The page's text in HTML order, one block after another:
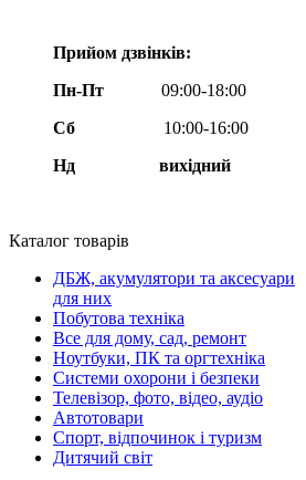
Прийом дзвінків:
Пн-Пт
09:00-18:00
Сб
10:00-16:00
Нд вихідний
Каталог товарів
ДБЖ, акумулятори та аксесуари
для них
Побутова техніка
Все для дому, сад, ремонт
Ноутбуки, ПК та оргтехніка
Системи охорони і безпеки
Телевізор, фото, відео, аудіо
Автотовари
Спорт, відпочинок і туризм
Дитячий світ